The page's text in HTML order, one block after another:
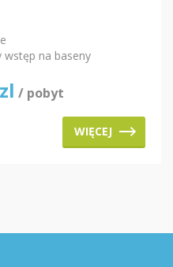
wstęp na baseny
zl / pobyt
WIĘCEJ